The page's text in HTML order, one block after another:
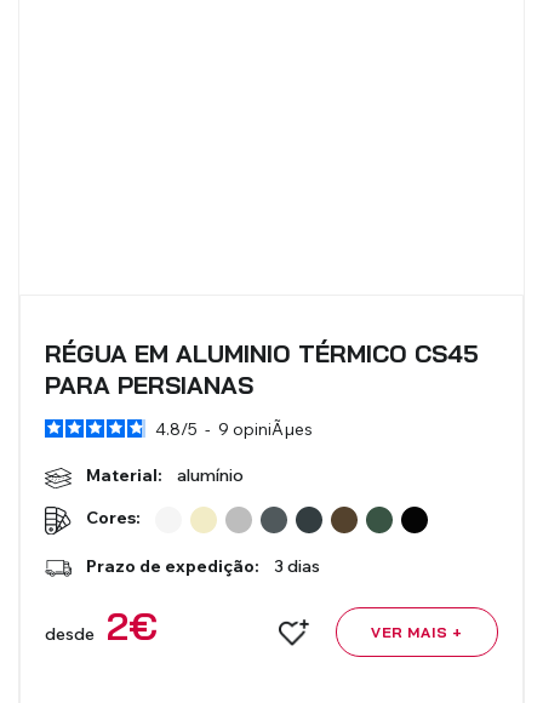
RÉGUA EM ALUMINIO TÉRMICO CS45
PARA PERSIANAS
4.8/5 - 9 opiniÃµes
Material:
alumínio
Cores:
Prazo de expedição: 3 dias
desde 2€ VER MAIS +